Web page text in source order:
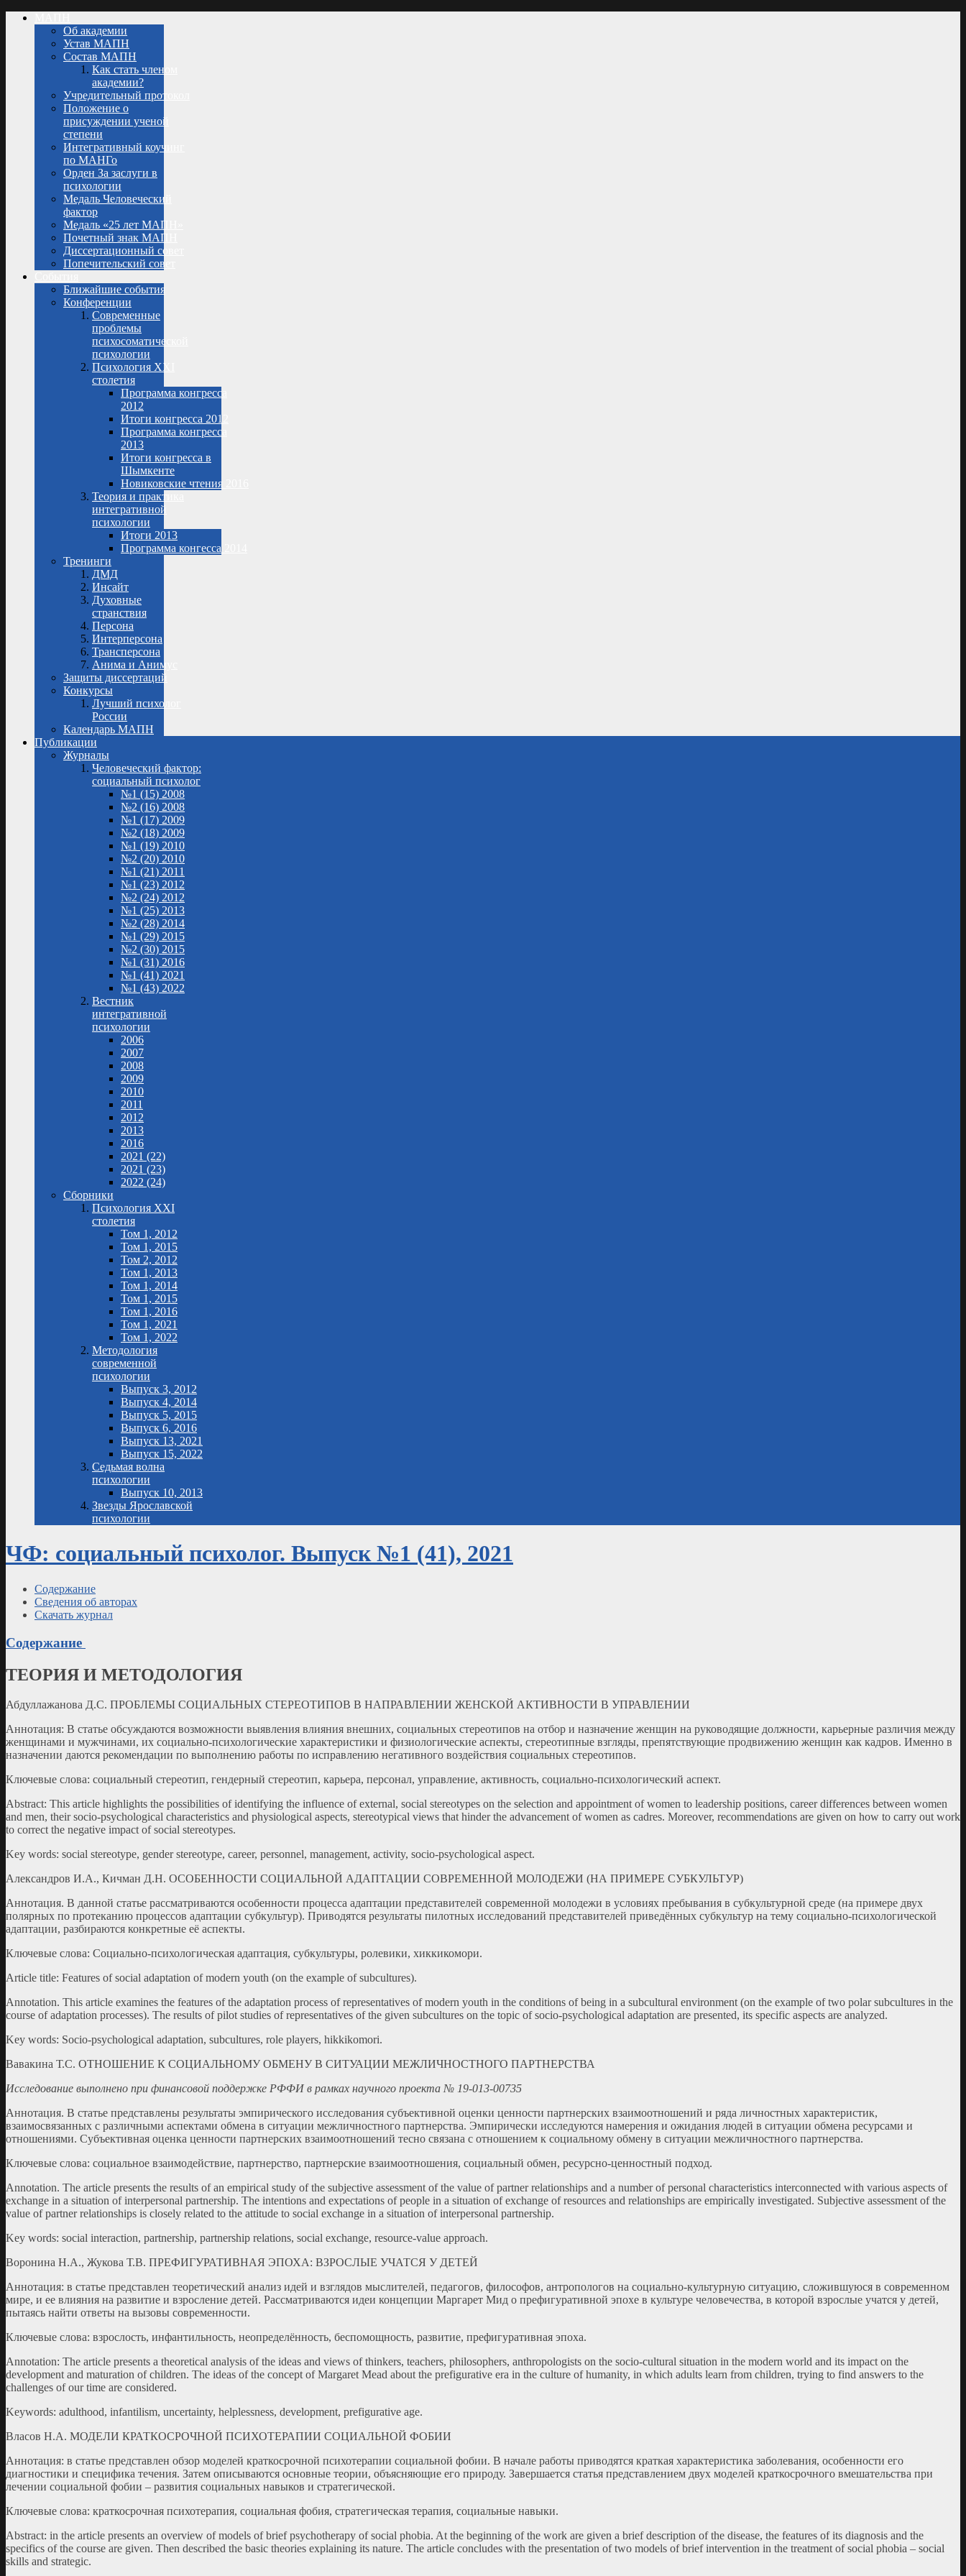
Об академии
Устав МАПН
Состав МАПН
Как стать членом
академии?
Учредительный протокол
Положение о
присуждении ученой
степени
Интегративный коучинг
по МАНГо
Орден За заслуги в
психологии
Медаль Человеческий
фактор
Медаль «25 лет МАПН»
Почетный знак МАПН
Диссертационный совет
Попечительский совет
Ближайшие события
Конференции
Современные
проблемы
психосоматической
психологии
Психология XXI
столетия
Программа конгресса
2012
Итоги конгресса 2012
Программа конгресса
2013
Итоги конгресса в
Шымкенте
Новиковские чтения 2016
Теория и практика
интегративной
психологии
Итоги 2013
Программа конгесса 2014
Тренинги
ДМД
Инсайт
Духовные
странствия
Персона
Интерперсона
Трансперсона
Анима и Анимус
Защиты диссертаций
Конкурсы
Лучший психолог
России
Календарь МАПН
Публикации
Журналы
Человеческий фактор:
социальный психолог
№1 (15) 2008
№2 (16) 2008
№1 (17) 2009
№2 (18) 2009
№1 (19) 2010
№2 (20) 2010
№1 (21) 2011
№1 (23) 2012
№2 (24) 2012
№1 (25) 2013
№2 (28) 2014
№1 (29) 2015
№2 (30) 2015
№1 (31) 2016
№1 (41) 2021
№1 (43) 2022
Вестник
интегративной
психологии
2006
2007
2008
2009
2010
2011
2012
2013
2016
2021 (22)
2021 (23)
2022 (24)
Сборники
Психология XXI
столетия
Том 1, 2012
Том 1, 2015
Том 2, 2012
Том 1, 2013
Том 1, 2014
Том 1, 2015
Том 1, 2016
Том 1, 2021
Том 1, 2022
Методология
современной
психологии
Выпуск 3, 2012
Выпуск 4, 2014
Выпуск 5, 2015
Выпуск 6, 2016
Выпуск 13, 2021
Выпуск 15, 2022
Седьмая волна
психологии
Выпуск 10, 2013
Звезды Ярославской
психологии
ЧФ: социальный психолог. Выпуск №1 (41), 2021
Содержание
Сведения об авторах
Скачать журнал
Содержание
ТЕОРИЯ И МЕТОДОЛОГИЯ
Абдуллажанова Д.С. ПРОБЛЕМЫ СОЦИАЛЬНЫХ СТЕРЕОТИПОВ В НАПРАВЛЕНИИ ЖЕНСКОЙ АКТИВНОСТИ В УПРАВЛЕНИИ
Аннотация: В статье обсуждаются возможности выявления влияния внешних, социальных стереотипов на отбор и назначение женщин на руководящие должности, карьерные различия между
женщинами и мужчинами, их социально-психологические характеристики и физиологические аспекты, стереотипные взгляды, препятствующие продвижению женщин как кадров. Именно в
назначении даются рекомендации по выполнению работы по исправлению негативного воздействия социальных стереотипов.
Ключевые слова: социальный стереотип, гендерный стереотип, карьера, персонал, управление, активность, социально-психологический аспект.
Abstract: This article highlights the possibilities of identifying the influence of external, social stereotypes on the selection and appointment of women to leadership positions, career differences between women
and men, their socio-psychological characteristics and physiological aspects, stereotypical views that hinder the advancement of women as cadres. Moreover, recommendations are given on how to carry out work
to correct the negative impact of social stereotypes.
Key words: social stereotype, gender stereotype, career, personnel, management, activity, socio-psychological aspect.
Александров И.А., Кичман Д.Н. ОСОБЕННОСТИ СОЦИАЛЬНОЙ АДАПТАЦИИ СОВРЕМЕННОЙ МОЛОДЕЖИ (НА ПРИМЕРЕ СУБКУЛЬТУР)
Аннотация. В данной статье рассматриваются особенности процесса адаптации представителей современной молодежи в условиях пребывания в субкультурной среде (на примере двух
полярных по протеканию процессов адаптации субкультур). Приводятся результаты пилотных исследований представителей приведённых субкультур на тему социально-психологической
адаптации, разбираются конкретные её аспекты.
Ключевые слова: Социально-психологическая адаптация, субкультуры, ролевики, хиккикомори.
Article title: Features of social adaptation of modern youth (on the example of subcultures).
Annotation. This article examines the features of the adaptation process of representatives of modern youth in the conditions of being in a subcultural environment (on the example of two polar subcultures in the
course of adaptation processes). The results of pilot studies of representatives of the given subcultures on the topic of socio-psychological adaptation are presented, its specific aspects are analyzed.
Key words: Socio-psychological adaptation, subcultures, role players, hikkikomori.
Вавакина Т.С. ОТНОШЕНИЕ К СОЦИАЛЬНОМУ ОБМЕНУ В СИТУАЦИИ МЕЖЛИЧНОСТНОГО ПАРТНЕРСТВА
Исследование выполнено при финансовой поддержке РФФИ в рамках научного проекта № 19-013-00735
Аннотация. В статье представлены результаты эмпирического исследования субъективной оценки ценности партнерских взаимоотношений и ряда личностных характеристик,
взаимосвязанных с различными аспектами обмена в ситуации межличностного партнерства. Эмпирически исследуются намерения и ожидания людей в ситуации обмена ресурсами и
отношениями. Субъективная оценка ценности партнерских взаимоотношений тесно связана с отношением к социальному обмену в ситуации межличностного партнерства.
Ключевые слова: социальное взаимодействие, партнерство, партнерские взаимоотношения, социальный обмен, ресурсно-ценностный подход.
Annotation. The article presents the results of an empirical study of the subjective assessment of the value of partner relationships and a number of personal characteristics interconnected with various aspects of
exchange in a situation of interpersonal partnership. The intentions and expectations of people in a situation of exchange of resources and relationships are empirically investigated. Subjective assessment of the
value of partner relationships is closely related to the attitude to social exchange in a situation of interpersonal partnership.
Key words: social interaction, partnership, partnership relations, social exchange, resource-value approach.
Воронина Н.А., Жукова Т.В. ПРЕФИГУРАТИВНАЯ ЭПОХА: ВЗРОСЛЫЕ УЧАТСЯ У ДЕТЕЙ
Аннотация: в статье представлен теоретический анализ идей и взглядов мыслителей, педагогов, философов, антропологов на социально-культурную ситуацию, сложившуюся в современном
мире, и ее влияния на развитие и взросление детей. Рассматриваются идеи концепции Маргарет Мид о префигуративной эпохе в культуре человечества, в которой взрослые учатся у детей,
пытаясь найти ответы на вызовы современности.
Ключевые слова: взрослость, инфантильность, неопределённость, беспомощность, развитие, префигуративная эпоха.
Annotation: The article presents a theoretical analysis of the ideas and views of thinkers, teachers, philosophers, anthropologists on the socio-cultural situation in the modern world and its impact on the
development and maturation of children. The ideas of the concept of Margaret Mead about the prefigurative era in the culture of humanity, in which adults learn from children, trying to find answers to the
challenges of our time are considered.
Keywords: adulthood, infantilism, uncertainty, helplessness, development, prefigurative age.
Власов Н.А. МОДЕЛИ КРАТКОСРОЧНОЙ ПСИХОТЕРАПИИ СОЦИАЛЬНОЙ ФОБИИ
Аннотация: в статье представлен обзор моделей краткосрочной психотерапии социальной фобии. В начале работы приводятся краткая характеристика заболевания, особенности его
диагностики и специфика течения. Затем описываются основные теории, объясняющие его природу. Завершается статья представлением двух моделей краткосрочного вмешательства при
лечении социальной фобии – развития социальных навыков и стратегической.
Ключевые слова: краткосрочная психотерапия, социальная фобия, стратегическая терапия, социальные навыки.
Abstract: in the article presents an overview of models of brief psychotherapy of social phobia. At the beginning of the work are given a brief description of the disease, the features of its diagnosis and the
specifics of the course are given. Then described the basic theories explaining its nature. The article concludes with the presentation of two models of brief intervention in the treatment of social phobia – social
skills and strategic.